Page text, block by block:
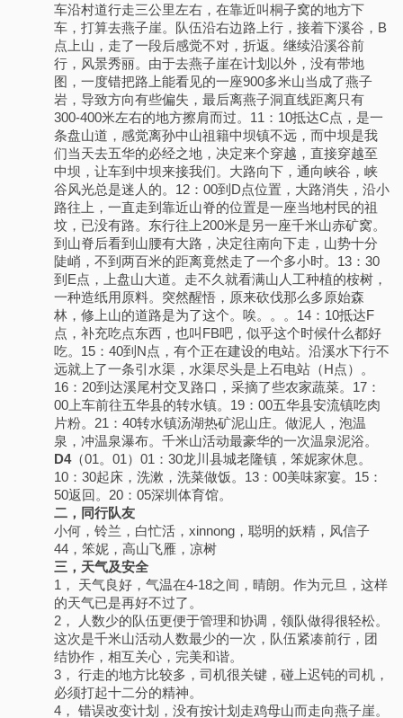
车沿村道行走三公里左右，在靠近叫桐子窝的地方下
车，打算去燕子崖。队伍沿右边路上行，接着下溪谷，B
点上山，走了一段后感觉不对，折返。继续沿溪谷前
行，风景秀丽。由于去燕子崖在计划以外，没有带地
图，一度错把路上能看见的一座900多米山当成了燕子
岩，导致方向有些偏失，最后离燕子洞直线距离只有
300-400米左右的地方擦肩而过。11：10抵达C点，是一
条盘山道，感觉离孙中山祖籍中坝镇不远，而中坝是我
们当天去五华的必经之地，决定来个穿越，直接穿越至
中坝，让车到中坝来接我们。大路向下，通向峡谷，峡
谷风光总是迷人的。12：00到D点位置，大路消失，沿小
路往上，一直走到靠近山脊的位置是一座当地村民的祖
坟，已没有路。东行往上200米是另一座千米山赤矿窝。
到山脊后看到山腰有大路，决定往南向下走，山势十分
陡峭，不到两百米的距离竟然走了一个多小时。13：30
到E点，上盘山大道。走不久就看满山人工种植的桉树，
一种造纸用原料。突然醒悟，原来砍伐那么多原始森
林，修上山的道路是为了这个。唉。。。14：10抵达F
点，补充吃点东西，也叫FB吧，似乎这个时候什么都好
吃。15：40到N点，有个正在建设的电站。沿溪水下行不
远就上了一条引水渠，水渠尽头是上石电站（H点）。
16：20到达溪尾村交叉路口，采摘了些农家蔬菜。17：
00上车前往五华县的转水镇。19：00五华县安流镇吃肉
片粉。21：40转水镇汤湖热矿泥山庄。做泥人，泡温
泉，冲温泉瀑布。千米山活动最豪华的一次温泉泥浴。
D4（01。01）01：30龙川县城老隆镇，笨妮家休息。
10：30起床，洗漱，洗菜做饭。13：00美味家宴。15：
50返回。20：05深圳体育馆。
二，同行队友
小何，铃兰，白忙活，xinnong，聪明的妖精，风信子
44，笨妮，高山飞雁，凉树
三，天气及安全
1， 天气良好，气温在4-18之间，晴朗。作为元旦，这样
的天气已是再好不过了。
2， 人数少的队伍更便于管理和协调，领队做得很轻松。
这次是千米山活动人数最少的一次，队伍紧凑前行，团
结协作，相互关心，完美和谐。
3， 行走的地方比较多，司机很关键，碰上迟钝的司机，
必须打起十二分的精神。
4， 错误改变计划，没有按计划走鸡母山而走向燕子崖。